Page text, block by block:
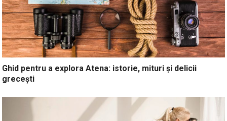
Ghid pentru a explora Atena: istorie, mituri și delicii
grecești